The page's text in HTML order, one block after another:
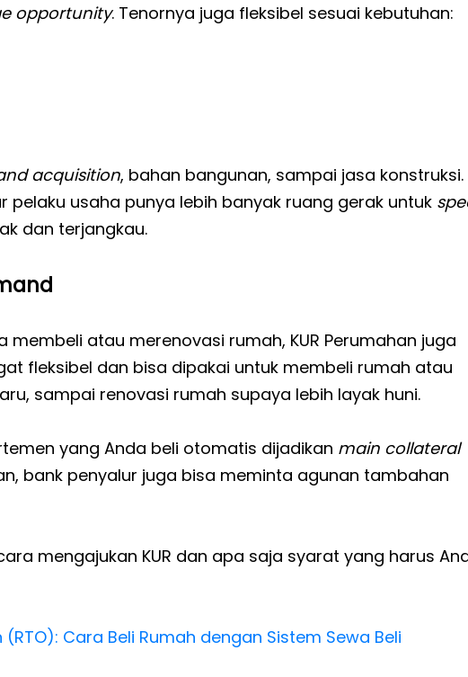
opportunity. Tenornya juga fleksibel sesuai kebutuhan:
acquisition, bahan bangunan, sampai jasa konstruksi.
usaha punya lebih banyak ruang gerak untuk
dan terjangkau.
atau merenovasi rumah, KUR Perumahan juga
fleksibel dan bisa dipakai untuk membeli rumah atau
sampai renovasi rumah supaya lebih layak huni.
yang Anda beli otomatis dijadikan main collateral
bank penyalur juga bisa meminta agunan tambahan
mengajukan KUR dan apa saja syarat yang harus
Cara Beli Rumah dengan Sistem Sewa Beli